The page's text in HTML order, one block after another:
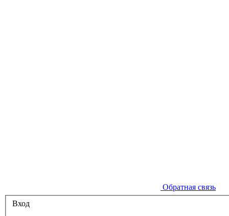
Обратная связь
Вход